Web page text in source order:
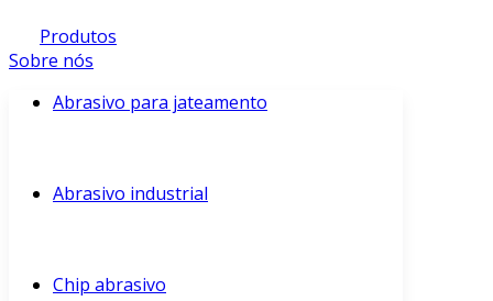
Produtos
Sobre nós
Abrasivo para jateamento
Abrasivo industrial
Chip abrasivo